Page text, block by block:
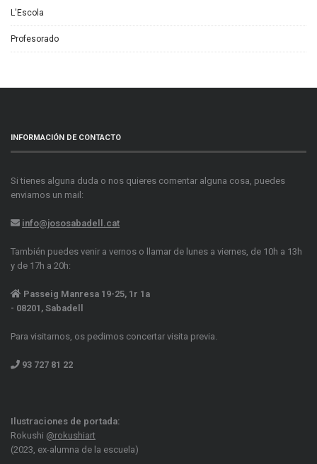
L'Escola
Profesorado
INFORMACIÓN DE CONTACTO
Si tienes alguna duda o nos quieres comentar alguna cosa, puedes
enviarnos un mail:
info@jososabadell.cat
También puedes venir a vernos o llamar de lunes a viernes, de 10h a 13h
y de 17h a 20h:
Passeig Manresa 19-25, 1r 1a
- 08201, Sabadell
Para visitarnos, os pedimos concertar visita previa.
93 727 81 22
Ilustraciones de portada:
Rokushi @rokushiart
(2023, ex-alumna de la escuela)